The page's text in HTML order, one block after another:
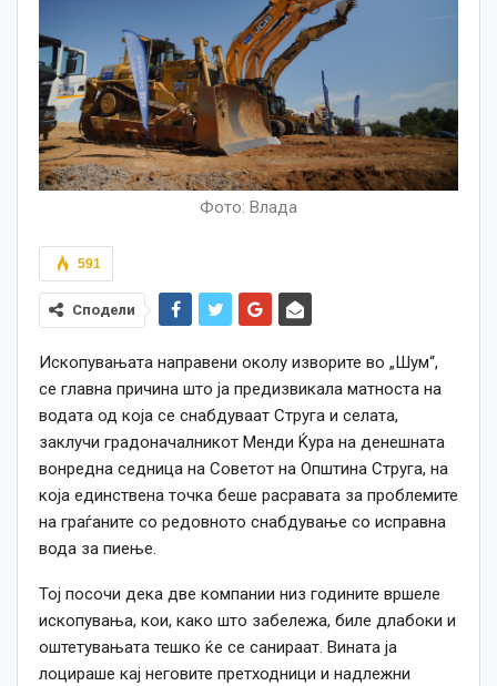
Фото: Влада
591
Сподели
Ископувањата направени околу изворите во „Шум“,
се главна причина што ја предизвикала матноста на
водата од која се снабдуваат Струга и селата,
заклучи градоначалникот Менди Ќура на денешната
вонредна седница на Советот на Општина Струга, на
која единствена точка беше расравата за проблемите
на граѓаните со редовното снабдување со исправна
вода за пиење.
Тој посочи дека две компании низ годините вршеле
ископувања, кои, како што забележа, биле длабоки и
оштетувањата тешко ќе се санираат. Вината ја
лоцираше кај неговите претходници и надлежни